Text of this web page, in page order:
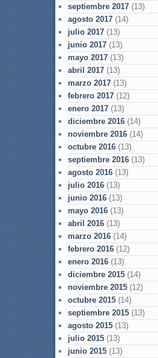
septiembre 2017(13)
agosto 2017(14)
julio 2017(13)
junio 2017(13)
mayo 2017(13)
abril 2017(13)
marzo 2017(13)
febrero 2017(12)
enero 2017(13)
diciembre 2016(14)
noviembre 2016(14)
octubre 2016(13)
septiembre 2016(13)
agosto 2016(13)
julio 2016(13)
junio 2016(13)
mayo 2016(13)
abril 2016(13)
marzo 2016(14)
febrero 2016(12)
enero 2016(13)
diciembre 2015(14)
noviembre 2015(12)
octubre 2015(14)
septiembre 2015(13)
agosto 2015(13)
julio 2015(13)
junio 2015(13)